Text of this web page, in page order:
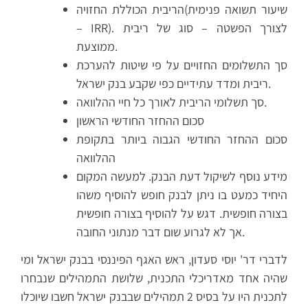
הריבית הכוללת החזויה(שיעור תשואה פנימית
– IRR). לצורך הפשטה – סוג של ריבית
ממוצעת.
סך התשלומים החזויים על פי שיטות להערכת
ריבית ומדד עתידיים כפי שקבע בנק ישראל.
סך תשלומי הריבית לאורך כל חיי ההלוואה.
סכום ההחזר החודשי הראשון
סכום ההחזר החודשי הגבוה ביותר בתקופת
ההלוואה
מידע נוסף לשיקול דעת הבנק. למעשה המקום
היחיד כמעט בו ניתן לבנק חופש להוסיף משהו
בצורה חופשית. דגש על להוסיף בצורה חופשית
אך לא לגרוע שום דבר מנתוני החובה.
לדברי דר' יוסי סעדון, ראש האגף הפיננסי בבנק ישראל ומי
שהיה אחד מאדריכלי התכנית, שלושת התמהילים שנבחרו
לתכנית היו על בסיס 2 תמהילים שבבנק ישראל חשבו שיוכלו